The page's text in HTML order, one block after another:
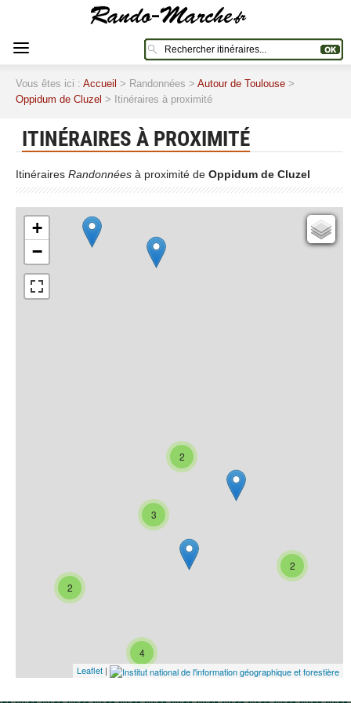
Vous êtes ici : Accueil > Randonnées > Autour de Toulouse >
Oppidum de Cluzel > Itinéraires à proximité
ITINÉRAIRES À PROXIMITÉ
Itinéraires Randonnées à proximité de Oppidum de Cluzel
2
3
2
2
4
+
−
Leaflet |